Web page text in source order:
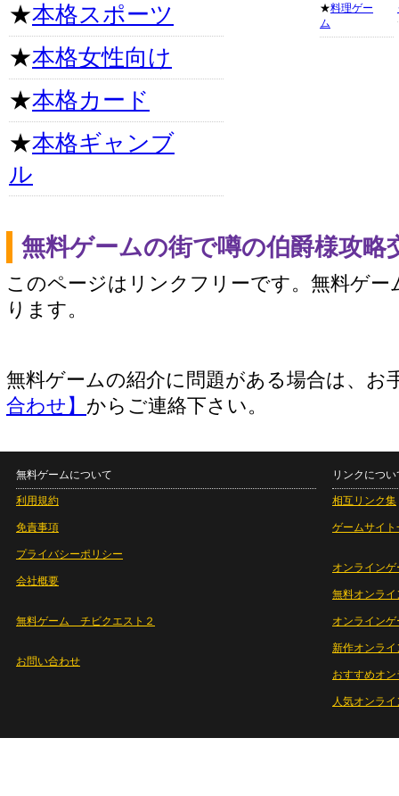
★本格スポーツ
★本格女性向け
★本格カード
★本格ギャンブ
ル
★料理ゲー
ム
無料ゲームの街で噂の伯爵様攻略
このページはリンクフリーです。無料ゲー
ります。
無料ゲームの紹介に問題がある場合は、お
合わせ】 からご連絡下さい。
無料ゲームについて
利用規約
免責事項
プライバシーポリシー
会社概要
無料ゲーム チビクエスト２
お問い合わせ
リンクについ
相互リンク集
ゲームサイト
オンラインゲ
無料オンライ
オンライン
新作オンライ
おすすめオ
人気オンラ